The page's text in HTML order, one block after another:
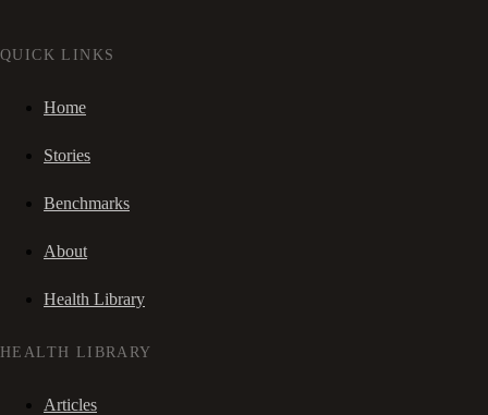
QUICK LINKS
Home
Stories
Benchmarks
About
Health Library
HEALTH LIBRARY
Articles